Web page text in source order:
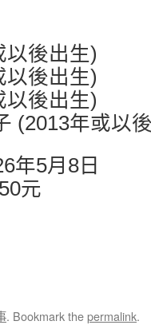
以後出生)
以後出生)
以後出生)
(2013年或以
年5月8日
元
. Bookmark thepermalink.